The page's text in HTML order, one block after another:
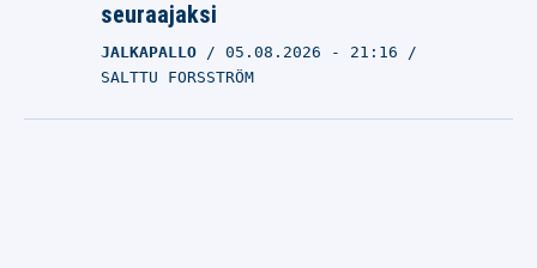
seuraajaksi
JALKAPALLO 05.08.2026 - 21:16
SALTTU FORSSTRÖM